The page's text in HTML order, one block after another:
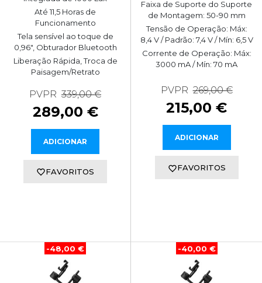
Até 11,5 Horas de
Funcionamento
Tela sensível ao toque de
0,96", Obturador Bluetooth
Liberação Rápida, Troca de
Paisagem/Retrato
PVPR 339,00 €
289,00 €
ADICIONAR
FAVORITOS
Faixa de Suporte do Suporte
de Montagem: 50-90 mm
Tensão de Operação: Máx:
8,4 V / Padrão: 7,4 V / Mín: 6,5 V
Corrente de Operação: Máx:
3000 mA / Mín: 70 mA
PVPR 269,00 €
215,00 €
ADICIONAR
FAVORITOS
-48,00 € -40,00 €